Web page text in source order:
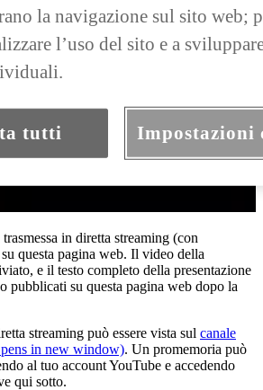
in diretta streaming (con
questa pagina web. Il video della
e il testo completo della presentazione
pubblicati su questa pagina web dopo la
streaming può essere vista sul canale
in new window). Un promemoria può
al tuo account YouTube e accedendo
qui sotto.
la navigazione sul sito web;
l’uso del sito e a
tutti Impostazioni